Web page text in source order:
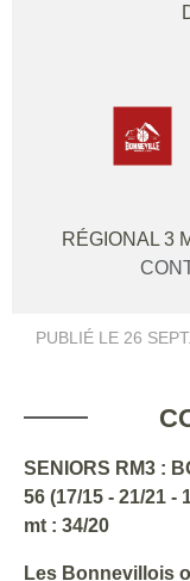
RÉGIONAL 3
PUBLIÉ LE 26
SENIORS RM3 :
56 (17/15 - 21/21 -
mt : 34/20
Les Bonnevillois